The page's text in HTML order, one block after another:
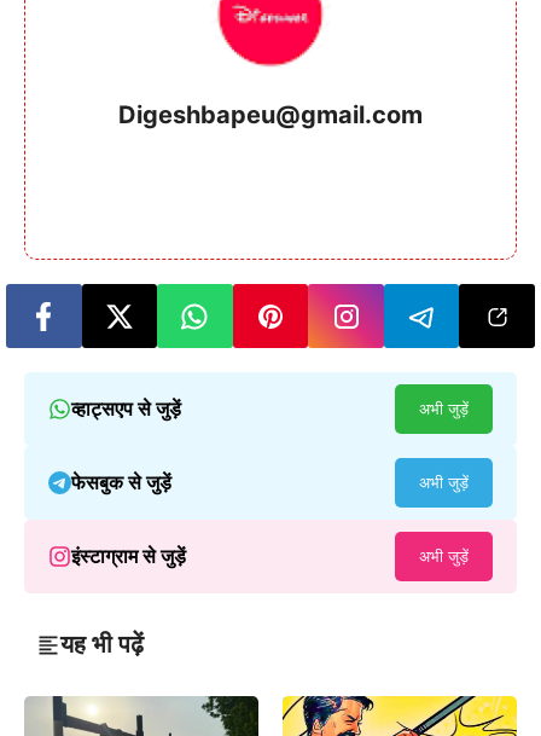
Digeshbapeu@gmail.com
व्हाट्सएप से जुड़ें अभी जुड़ें
फेसबुक से जुड़ें अभी जुड़ें
इंस्टाग्राम से जुड़ें अभी जुड़ें
यह भी पढ़ें